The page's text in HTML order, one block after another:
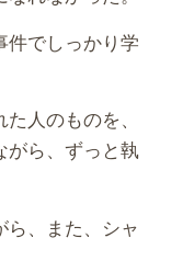
件でしっかり学
人のものを、
がら、ずっと執
、また、シャ